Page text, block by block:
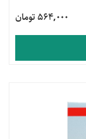
564,000 تومان